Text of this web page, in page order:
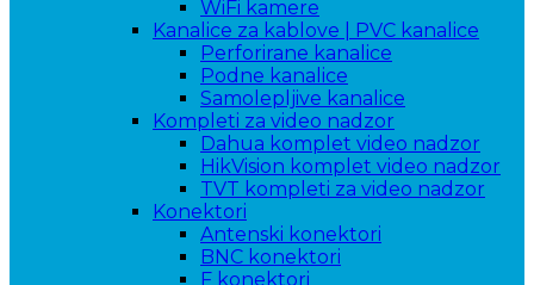
WiFi kamere
Kanalice za kablove | PVC kanalice
Perforirane kanalice
Podne kanalice
Samolepljive kanalice
Kompleti za video nadzor
Dahua komplet video nadzor
HikVision komplet video nadzor
TVT kompleti za video nadzor
Konektori
Antenski konektori
BNC konektori
F konektori